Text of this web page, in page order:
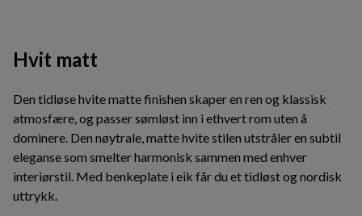
Hvit matt
Den tidløse hvite matte finishen skaper en ren og klassisk
atmosfære, og passer sømløst inn i ethvert rom uten å
dominere. Den nøytrale, matte hvite stilen utstråler en subtil
eleganse som smelter harmonisk sammen med enhver
interiørstil. Med benkeplate i eik får du et tidløst og nordisk
uttrykk.